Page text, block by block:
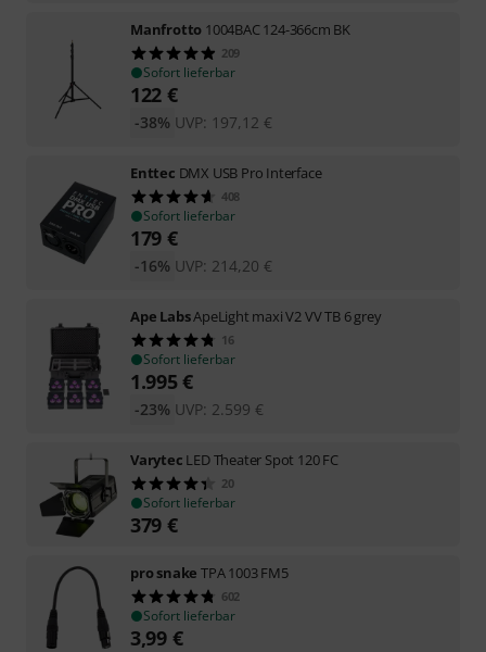
Manfrotto 1004BAC 124-366cm BK
209
Sofort lieferbar
122 €
UVP: 197,12 €
-38%
Enttec DMX USB Pro Interface
408
Sofort lieferbar
179 €
UVP: 214,20 €
-16%
Ape LabsApeLight maxi V2 VV TB 6 grey
16
Sofort lieferbar
1.995€
UVP: 2.599 €
-23%
Varytec LED Theater Spot 120 FC
20
Sofort lieferbar
379 €
pro snake TPA 1003 FM5
602
Sofort lieferbar
3,99 €